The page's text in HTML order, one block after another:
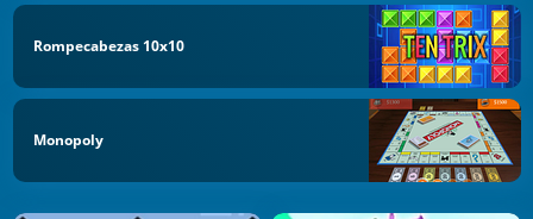
Rompecabezas 10x10
Monopoly